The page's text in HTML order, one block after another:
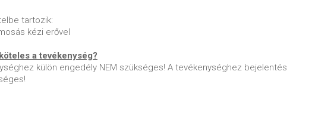
tartozik:
kézi erővel
a tevékenység?
külön engedély NEM szükséges! A tevékenységhez bejelentés